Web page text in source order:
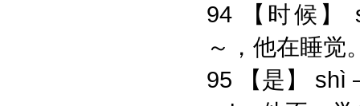
94 【时候】
～，他在睡觉
95 【是】 shì